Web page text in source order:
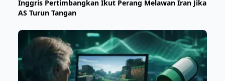
Inggris Pertimbangkan Ikut Perang Melawan Iran Jika
AS Turun Tangan